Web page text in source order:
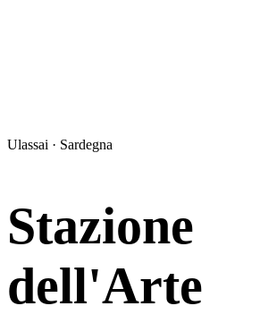
Ulassai · Sardegna
Stazione
dell'Arte